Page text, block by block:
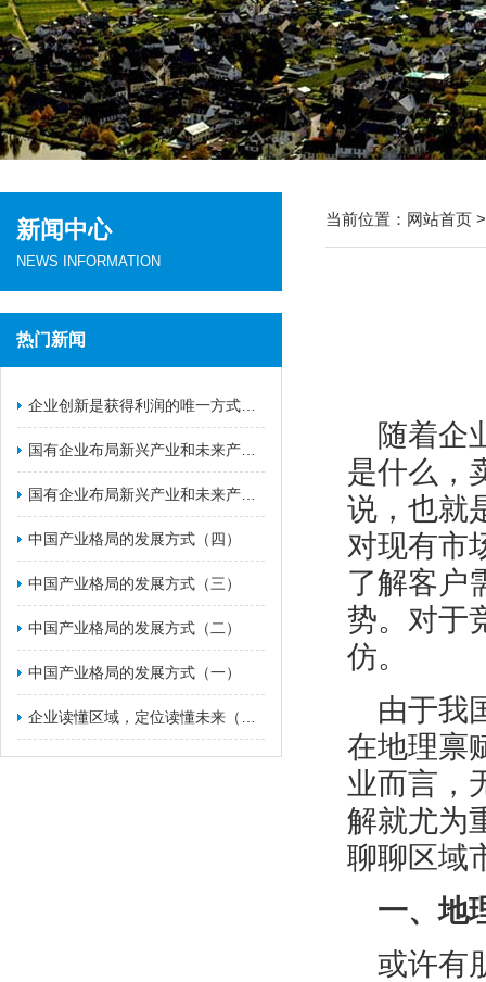
新闻中心
NEWS INFORMATION
热门新闻
​中国产业格局的发展方式（四）
​中国产业格局的发展方式（三）
​中国产业格局的发展方式（二）
中国产业格局的发展方式（一）
当前位置： 网站首页
随着企
是什么，
说，也就
对现有市
了解客户
势。对于
仿。
由于我
在地理禀
业而言，
解就尤为
聊聊区域
一、地
或许有